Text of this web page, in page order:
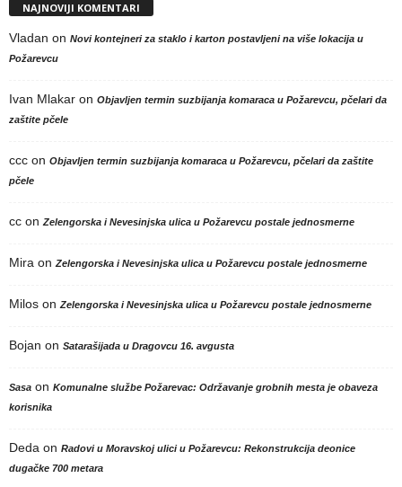
NAJNOVIJI KOMENTARI
Vladan on Novi kontejneri za staklo i karton postavljeni na više lokacija u
Požarevcu
Ivan Mlakar on Objavljen termin suzbijanja komaraca u Požarevcu, pčelari da
zaštite pčele
ccc on Objavljen termin suzbijanja komaraca u Požarevcu, pčelari da zaštite
pčele
cc onZelengorska i Nevesinjska ulica u Požarevcu postale jednosmerne
Mira onZelengorska i Nevesinjska ulica u Požarevcu postale jednosmerne
Milos onZelengorska i Nevesinjska ulica u Požarevcu postale jednosmerne
Bojan on Satarašijada u Dragovcu 16. avgusta
Sasa on Komunalne službe Požarevac: Održavanje grobnih mesta je obaveza
korisnika
Deda on Radovi u Moravskoj ulici u Požarevcu: Rekonstrukcija deonice
dugačke 700 metara